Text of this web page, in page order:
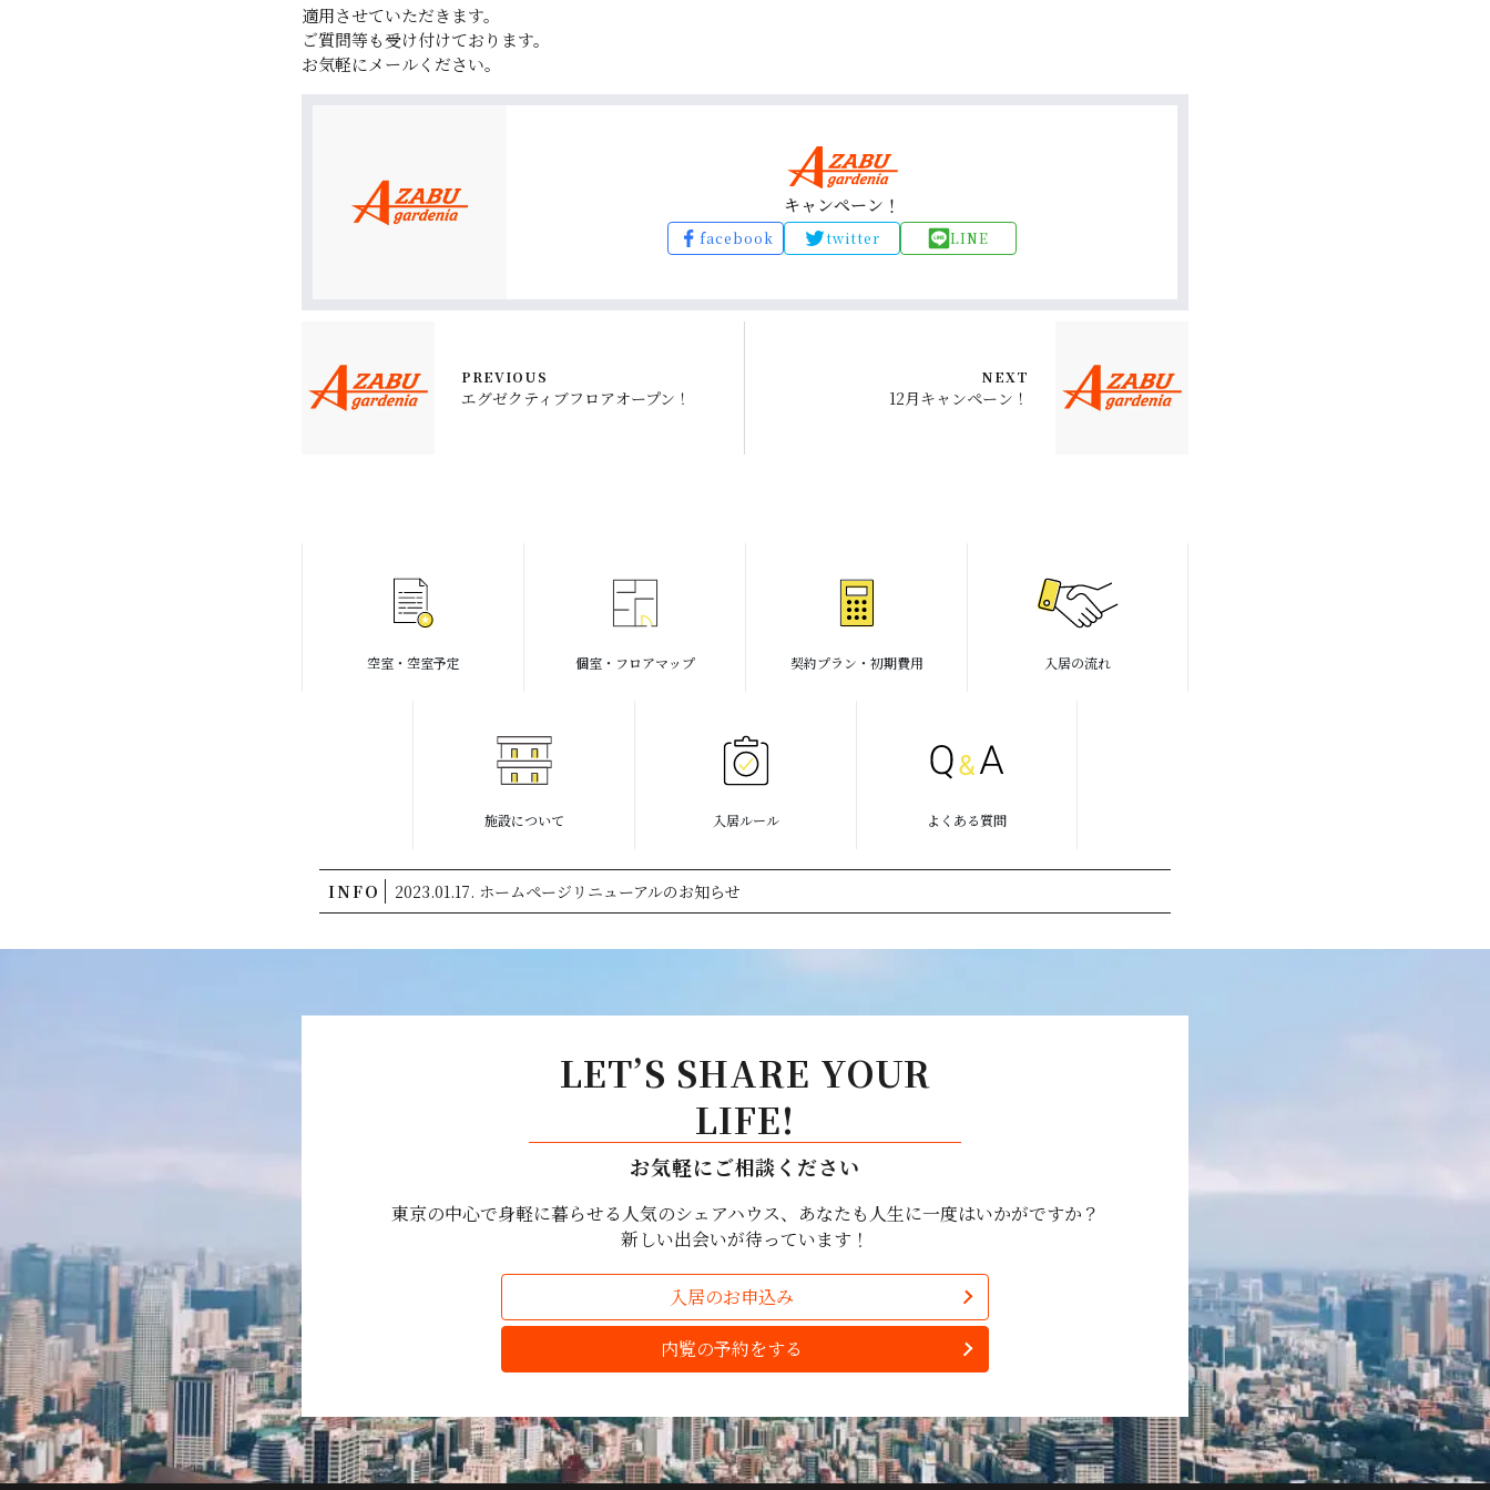
適用させていただきます。
ご質問等も受け付けております。
お気軽にメールください。
キャンペーン！
facebook twitter LINE
PREVIOUS
エグゼクティブフロアオープン！
NEXT
12月キャンペーン！
空室・空室予定 個室・フロアマップ 契約プラン・初期費用 入居の流れ
施設について 入居ルール よくある質問
INFO 2023.01.17. ホームページリニューアルのお知らせ
LET’S SHARE YOUR
LIFE!
お気軽にご相談ください
東京の中心で身軽に暮らせる人気のシェアハウス、あなたも人生に一度はいかがですか？
新しい出会いが待っています！
入居のお申込み
内覧の予約をする